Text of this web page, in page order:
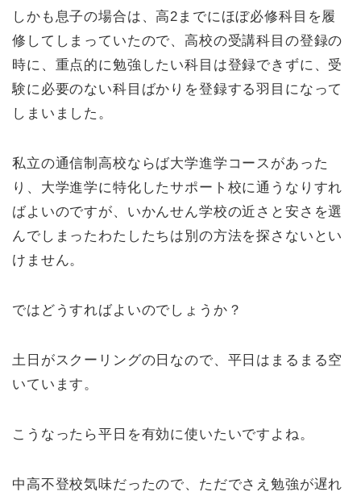
しかも息子の場合は、高2までにほぼ必修科目を履
修してしまっていたので、高校の受講科目の登録の
時に、重点的に勉強したい科目は登録できずに、受
験に必要のない科目ばかりを登録する羽目になって
しまいました。
私立の通信制高校ならば大学進学コースがあった
り、大学進学に特化したサポート校に通うなりすれ
ばよいのですが、いかんせん学校の近さと安さを選
んでしまったわたしたちは別の方法を探さないとい
けません。
ではどうすればよいのでしょうか？
土日がスクーリングの日なので、平日はまるまる空
いています。
こうなったら平日を有効に使いたいですよね。
中高不登校気味だったので、ただでさえ勉強が遅れ